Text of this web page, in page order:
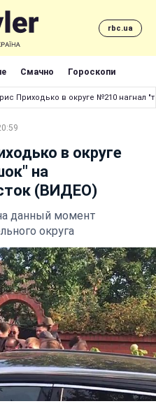
rbc.ua
Смачно Гороскопи
Приходько в округе №210 нагнал
в округе
на
(ВИДЕО)
данный момент
округа